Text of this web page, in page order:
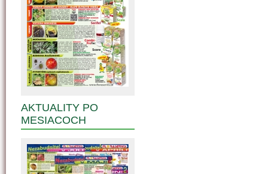
AKTUALITY PO
MESIACOCH